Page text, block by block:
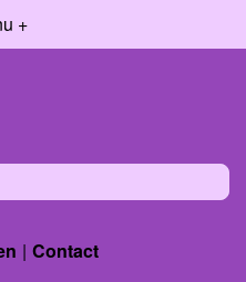
+
Contact